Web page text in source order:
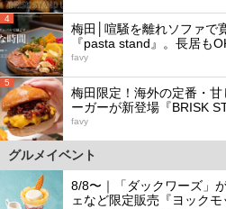
4
梅田│喧騒を離れソファで
『pasta stand』。長居も
favy
5
梅田限定！海外の定番・
ーガーが新登場『BRISK
favy
グルメイベント
8/8〜｜「ダックワーズ」
ェなど限定販売『ヨックモ